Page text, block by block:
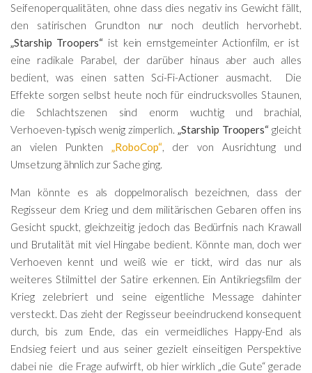
Seifenoperqualitäten, ohne dass dies negativ ins Gewicht fällt,
den satirischen Grundton nur noch deutlich hervorhebt.
„Starship Troopers“ ist kein ernstgemeinter Actionfilm, er ist
eine radikale Parabel, der darüber hinaus aber auch alles
bedient, was einen satten Sci-Fi-Actioner ausmacht. Die
Effekte sorgen selbst heute noch für eindrucksvolles Staunen,
die Schlachtszenen sind enorm wuchtig und brachial,
Verhoeven-typisch wenig zimperlich.
„Starship Troopers“ gleicht
an vielen Punkten
„RoboCop“, der von Ausrichtung und
Umsetzung ähnlich zur Sache ging.
Man könnte es als doppelmoralisch bezeichnen, dass der
Regisseur dem Krieg und dem militärischen Gebaren offen ins
Gesicht spuckt, gleichzeitig jedoch das Bedürfnis nach Krawall
und Brutalität mit viel Hingabe bedient. Könnte man, doch wer
Verhoeven kennt und weiß wie er tickt, wird das nur als
weiteres Stilmittel der Satire erkennen. Ein Antikriegsfilm der
Krieg zelebriert und seine eigentliche Message dahinter
versteckt. Das zieht der Regisseur beeindruckend konsequent
durch, bis zum Ende, das ein vermeidliches Happy-End als
Endsieg feiert und aus seiner gezielt einseitigen Perspektive
dabei nie die Frage aufwirft, ob hier wirklich „die Gute“ gerade